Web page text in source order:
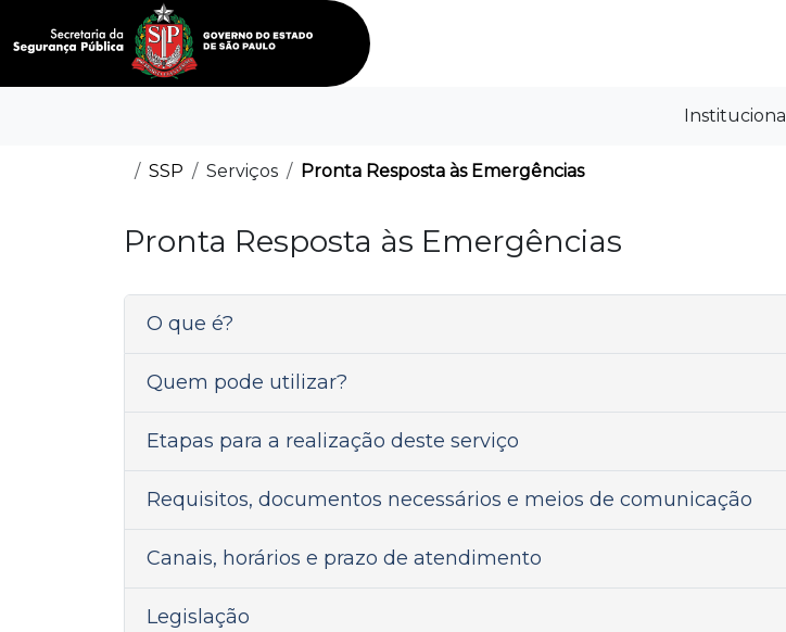
Institucional
SSP Serviços Pronta Resposta às Emergências
Pronta Resposta às Emergências
O que é?
Quem pode utilizar?
Etapas para a realização deste serviço
Requisitos, documentos necessários e meios de comunicação
Canais, horários e prazo de atendimento
Legislação